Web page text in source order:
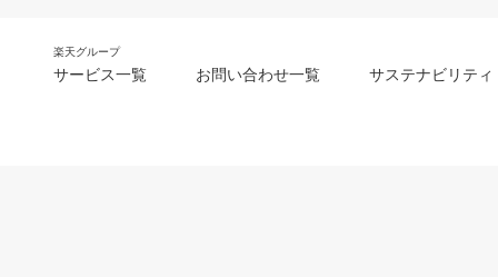
楽天グループ
サービス一覧 お問い合わせ一覧 サステナビリティ